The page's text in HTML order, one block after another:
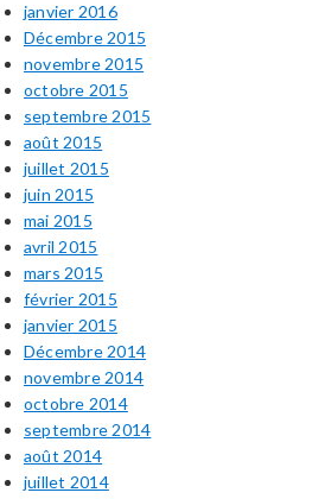
janvier 2016
Décembre 2015
novembre 2015
octobre 2015
septembre 2015
août 2015
juillet 2015
juin 2015
mai 2015
avril 2015
mars 2015
février 2015
janvier 2015
Décembre 2014
novembre 2014
octobre 2014
septembre 2014
août 2014
juillet 2014